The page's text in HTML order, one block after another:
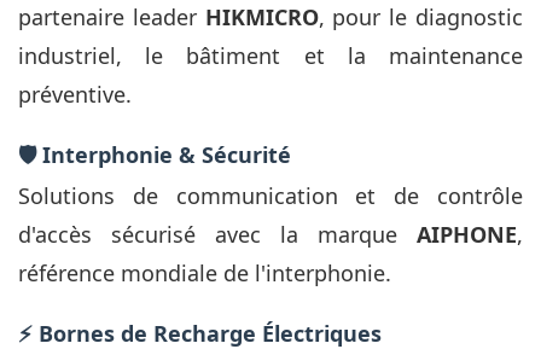
partenaire leader HIKMICRO, pour le diagnostic
industriel, le bâtiment et la maintenance
préventive.
🛡️ Interphonie & Sécurité
Solutions de communication et de contrôle
d'accès sécurisé avec la marque AIPHONE,
référence mondiale de l'interphonie.
⚡ Bornes de Recharge Électriques